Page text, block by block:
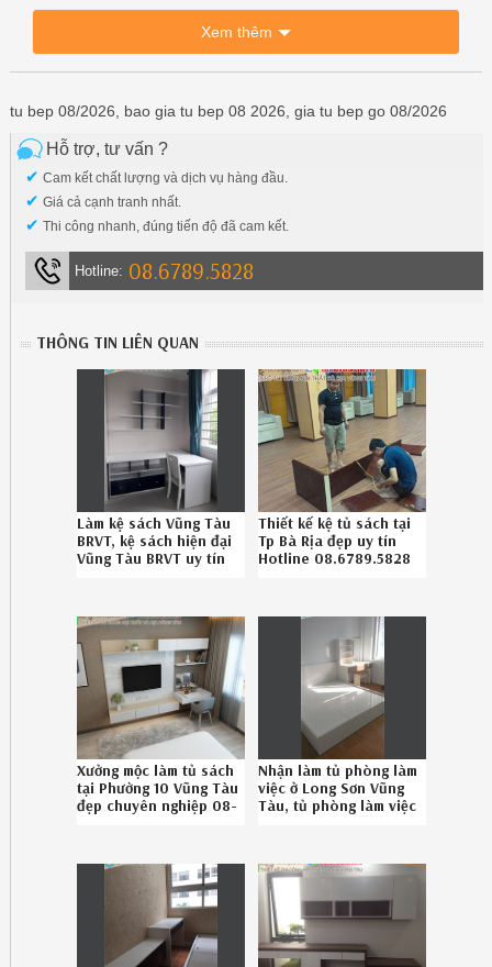
Xem thêm
tu bep 08/2026, bao gia tu bep 08 2026, gia tu bep go 08/2026
Hỗ trợ, tư vấn ?
✔ Cam kết chất lượng và dịch vụ hàng đầu.
✔ Giá cả cạnh tranh nhất.
✔ Thi công nhanh, đúng tiến độ đã cam kết.
Hotline: 08.6789.5828
THÔNG TIN LIÊN QUAN
Làm kệ sách Vũng Tàu
BRVT, kệ sách hiện đại
Vũng Tàu BRVT uy tín
Thiết kế kệ tủ sách tại
Tp Bà Rịa đẹp uy tín
Hotline 08.6789.5828
Xưởng mộc làm tủ sách
tại Phường 10 Vũng Tàu
đẹp chuyên nghiệp 08-
Nhận làm tủ phòng làm
việc ở Long Sơn Vũng
Tàu, tủ phòng làm việc